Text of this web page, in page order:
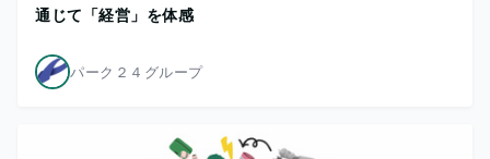
通じて「経営」を体感
パーク２４グループ